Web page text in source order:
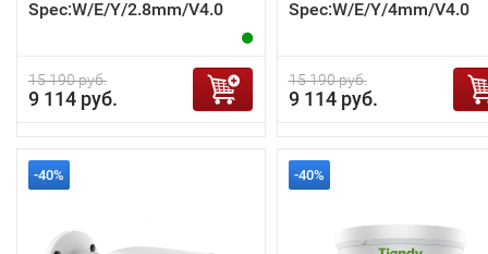
Spec:W/E/Y/2.8mm/V4.0
15 190 руб.
9 114 руб.
Spec:W/E/Y/4mm/V4.0
15 190 руб.
9 114 руб.
-40% -40%